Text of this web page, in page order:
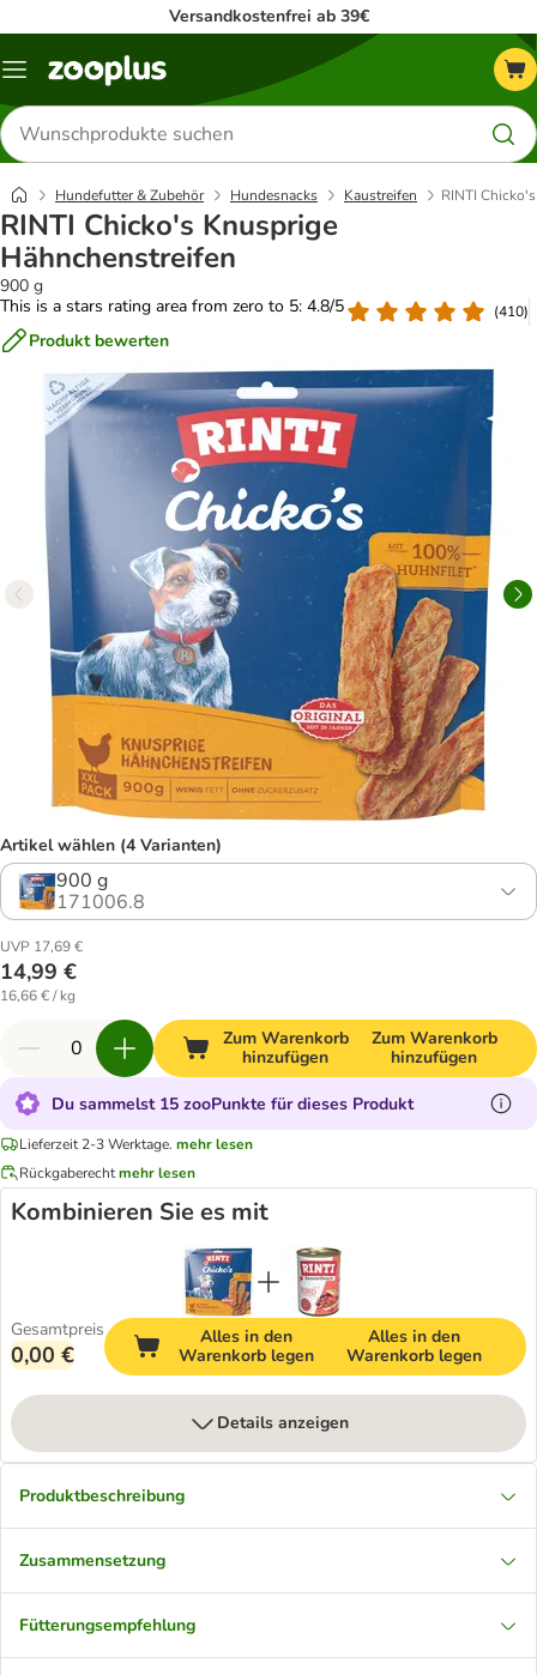
Versandkostenfrei ab 39€
Menü
Produkte
suchen
Hundefutter & Zubehör Hundesnacks Kaustreifen RINTI
RINTI Chicko's Knusprige
Hähnchenstreifen
900 g
This is a stars rating area from zero to 5: 4.8/5
(410)
Produkt bewerten
Artikel wählen (4 Varianten)
900 g
171006.8
UVP 17,69 €
14,99 €
16,66 € / kg
Zum Warenkorb
hinzufügen
Zum Warenkorb
hinzufügen
Du sammelst 15 zooPunkte für dieses Produkt
Lieferzeit 2-3 Werktage. mehr lesen
Rückgaberechtmehr lesen
Kombinieren Sie es mit
Gesamtpreis
0,00 €
Alles in den
Warenkorb legen
Alles in den
Warenkorb legen
Details anzeigen
Produktbeschreibung
Zusammensetzung
Fütterungsempfehlung